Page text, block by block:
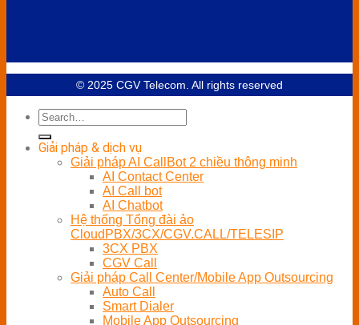
© 2025 CGV Telecom. All rights reserved
Giải pháp & dịch vụ
Giải pháp AI CallBot 2 chiều thông minh
AI Contact Center
AI Call bot
AI Chatbot
Hệ thống Tổng đài ảo
CloudPBX/3CX/CGV.CALL/TELESIP
3CX PBX
CGV Call
Giải pháp Call Center/Mobile App Outsourcing
Auto Call
Smart Dialer
Mobile App Outsourcing